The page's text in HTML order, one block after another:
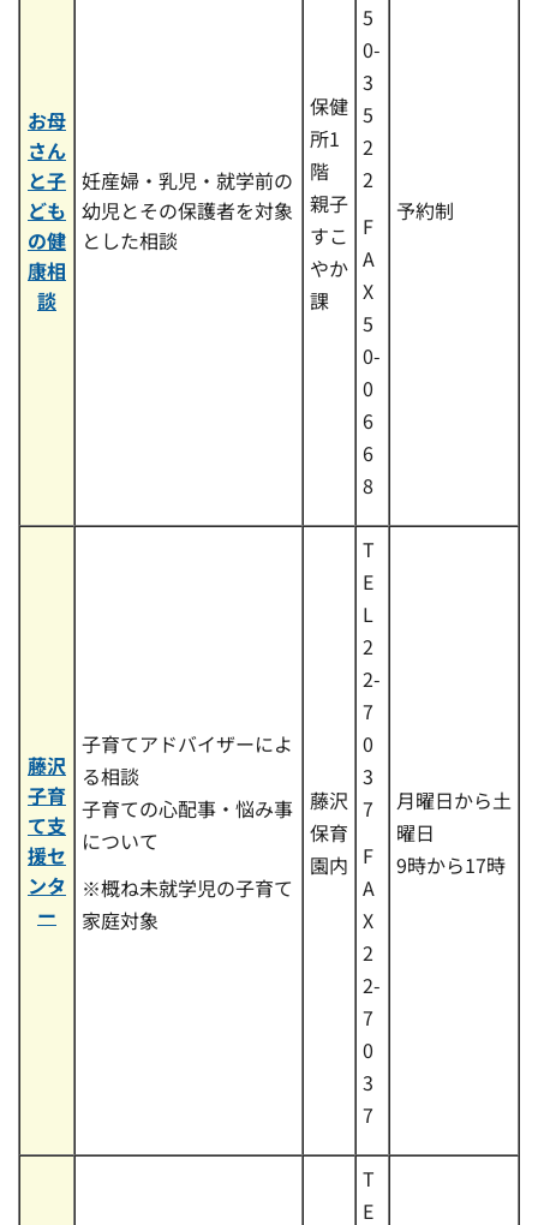
お母
さん
と子
ども
の健
康相
談
妊産婦・乳児・就学前の
幼児とその保護者を対象
とした相談
保健
所1
階
親子
すこ
やか
課
5
0-
3
5
2
2
F
A
X
5
0-
0
6
6
8
予約制
藤沢
子育
て支
援セ
ンタ
ー
子育てアドバイザーによ
る相談
子育ての心配事・悩み事
について
※概ね未就学児の子育て
家庭対象
藤沢
保育
園内
T
E
L
2
2-
7
0
3
7
F
A
X
2
2-
7
0
3
7
月曜日から土
曜日
9時から17時
T
E